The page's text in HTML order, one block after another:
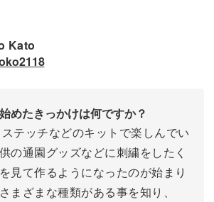
Kato
めたきっかけは何ですか？
テッチなどのキットで楽しんでい
の通園グッズなどに刺繍をしたく
見て作るようになったのが始まり
まざまな種類がある事を知り、